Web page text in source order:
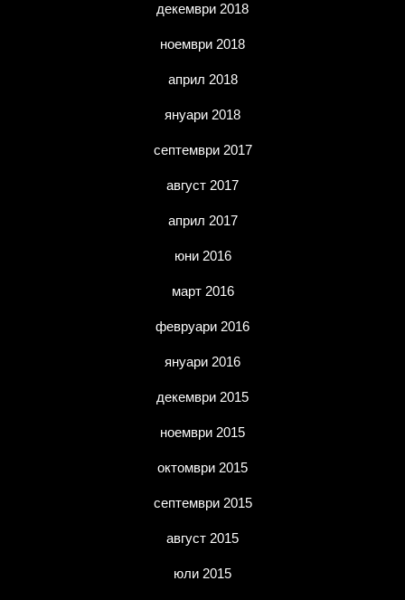
декември 2018
ноември 2018
април 2018
януари 2018
септември 2017
август 2017
април 2017
юни 2016
март 2016
февруари 2016
януари 2016
декември 2015
ноември 2015
октомври 2015
септември 2015
август 2015
юли 2015